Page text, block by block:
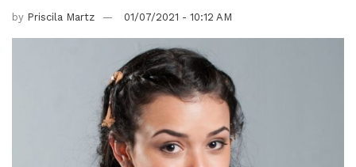
by Priscila Martz 01/07/2021 - 10:12 AM